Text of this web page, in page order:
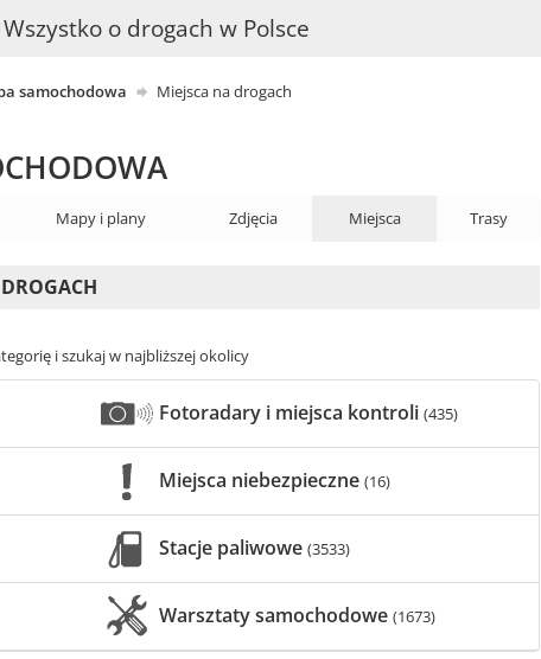
Wszystko o drogach w Polsce
samochodowa Miejsca na drogach
Mapy i plany Zdjęcia Miejsca Trasy
i szukaj w najbliższej okolicy
Fotoradary i miejsca kontroli (435)
Miejsca niebezpieczne (16)
Stacje paliwowe (3533)
Warsztaty samochodowe (1673)